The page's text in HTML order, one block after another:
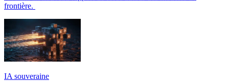
frontière.
IA souveraine